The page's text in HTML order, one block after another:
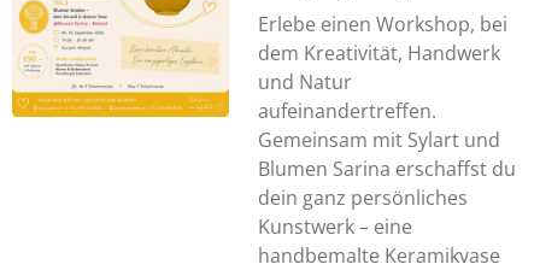
Erlebe einen Workshop, bei
dem Kreativität, Handwerk
und Natur
aufeinandertreffen.
Gemeinsam mit Sylart und
Blumen Sarina erschaffst du
dein ganz persönliches
Kunstwerk – eine
handbemalte Keramikvase